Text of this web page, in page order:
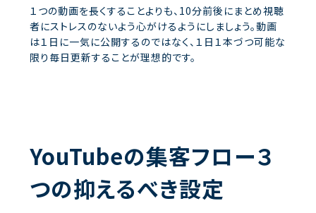
１つの動画を長くすることよりも、10分前後にまとめ視聴
者にストレスのないよう心がけるようにしましょう。動画
は１日に一気に公開するのではなく、１日１本づつ可能な
限り毎日更新することが理想的です。
YouTubeの集客フロー３
つの抑えるべき設定